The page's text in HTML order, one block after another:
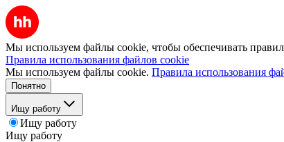
Мы используем файлы cookie, чтобы обеспечивать
Правила использования файлов cookie
Мы используем файлы cookie. Правила использования
Понятно
Ищу работу
Ищу работу
Ищу работу